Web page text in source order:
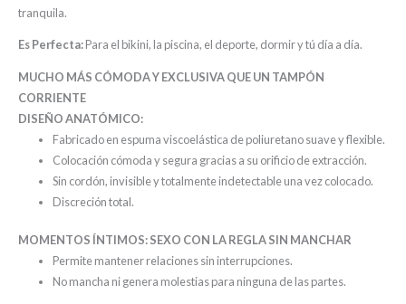
tranquila.
Es Perfecta:Para el bikini, la piscina, el deporte, dormir y tú día a día.
MUCHO MÁS CÓMODA Y EXCLUSIVA QUE UN TAMPÓN
CORRIENTE
DISEÑO ANATÓMICO:
Fabricado en espuma viscoelástica de poliuretano suave y flexible.
Colocación cómoda ysegura gracias a su orificio de extracción.
Sin cordón, invisibley totalmente indetectableuna vezcolocado.
Discreción total.
MOMENTOS ÍNTIMOS: SEXO CON LA REGLA SIN MANCHAR
Permitemantener relacionessin interrupciones.
No mancha ni genera molestias para ninguna de las partes.